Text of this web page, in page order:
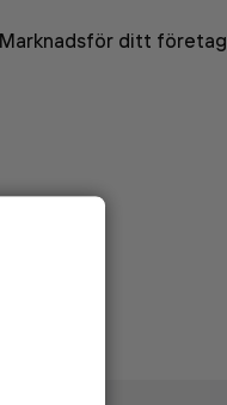
Marknadsför ditt företag